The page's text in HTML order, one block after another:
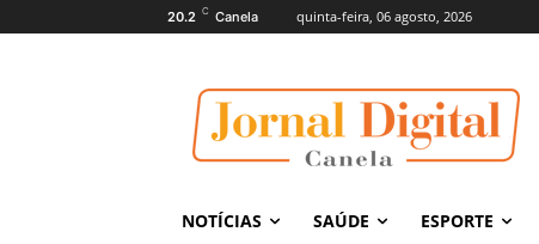
20.2 C Canela quinta-feira, 06 agosto, 2026
NOTÍCIAS SAÚDE ESPORTE